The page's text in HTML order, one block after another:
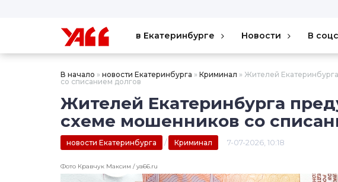
в Екатеринбурге Новости В
В начало » новости Екатеринбурга » Криминал » Жителей
со списанием долгов
Жителей Екатеринбурга
схеме мошенников со
новости Екатеринбурга / Криминал 7-07-2026, 10:18
Фото Кравчук Максим / ya66.ru